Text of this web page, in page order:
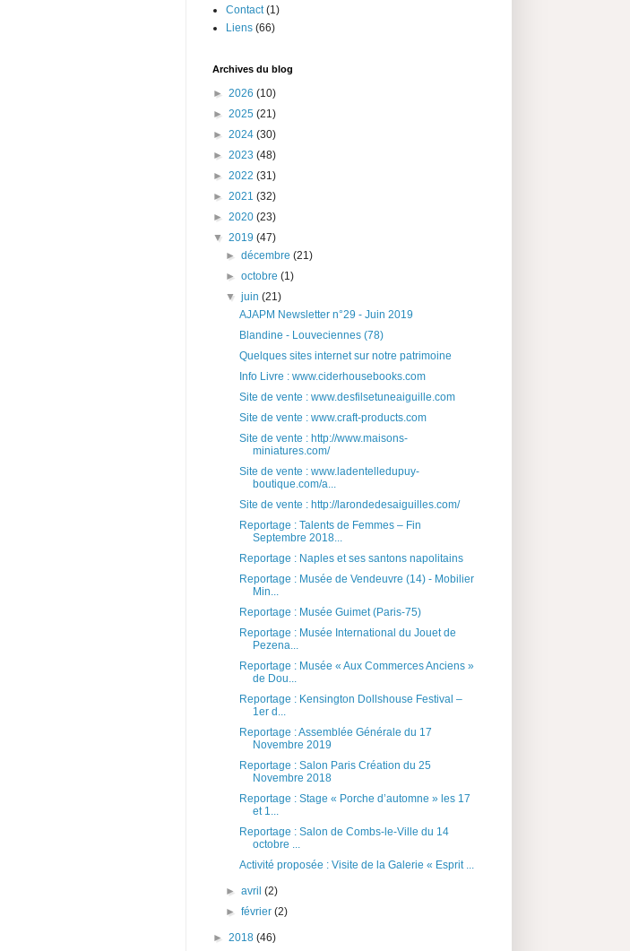
Contact (1)
Liens (66)
Archives du blog
► 2026 (10)
► 2025 (21)
► 2024 (30)
► 2023 (48)
► 2022 (31)
► 2021 (32)
► 2020 (23)
▼ 2019 (47)
►décembre(21)
►octobre(1)
▼juin(21)
AJAPM Newsletter n°29 - Juin 2019
Blandine - Louveciennes (78)
Quelques sites internet sur notre patrimoine
Info Livre : www.ciderhousebooks.com
Site de vente : www.desfilsetuneaiguille.com
Site de vente : www.craft-products.com
Site de vente : http://www.maisons-
miniatures.com/
Site de vente : www.ladentelledupuy-
boutique.com/a...
Site de vente : http://larondedesaiguilles.com/
Reportage : Talents de Femmes – Fin
Septembre 2018...
Reportage : Naples et ses santons napolitains
Reportage : Musée de Vendeuvre (14) - Mobilier
Min...
Reportage : Musée Guimet (Paris-75)
Reportage : Musée International du Jouet de
Pezena...
Reportage : Musée « Aux Commerces Anciens »
de Dou...
Reportage : Kensington Dollshouse Festival –
1er d...
Reportage : Assemblée Générale du 17
Novembre 2019
Reportage : Salon Paris Création du 25
Novembre 2018
Reportage : Stage « Porche d’automne » les 17
et 1...
Reportage : Salon de Combs-le-Ville du 14
octobre ...
Activité proposée : Visite de la Galerie « Esprit ...
►avril(2)
►février(2)
► 2018 (46)